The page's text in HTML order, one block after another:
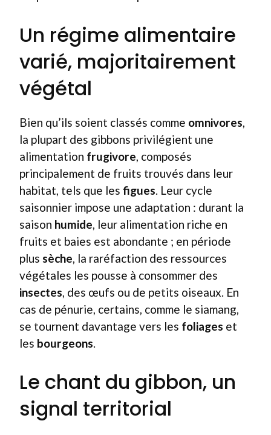
Un régime alimentaire
varié, majoritairement
végétal
Bien qu’ils soient classés comme omnivores
la plupart des gibbons privilégient une
alimentation frugivore , composés
principalement de fruits trouvés dans leur
habitat, tels que les figues . Leur cycle
saisonnier impose une adaptation : durant la
saison humide , leur alimentation riche en
fruits et baies est abondante ; en période
plus sèche , la raréfaction des ressources
végétales les pousse à consommer des
insectes , des œufs ou de petits oiseaux. En
cas de pénurie, certains, comme le siamang,
se tournent davantage vers les foliages et
les bourgeons
Le chant du gibbon, un
signal territorial